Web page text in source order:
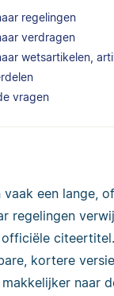
regelingen
verdragen
wetsartikelen,
vragen
vaak een lange,
regelingen
kortere
naar